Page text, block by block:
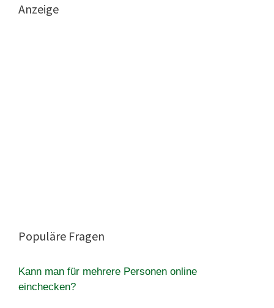
Anzeige
Populäre Fragen
Kann man für mehrere Personen online
einchecken?